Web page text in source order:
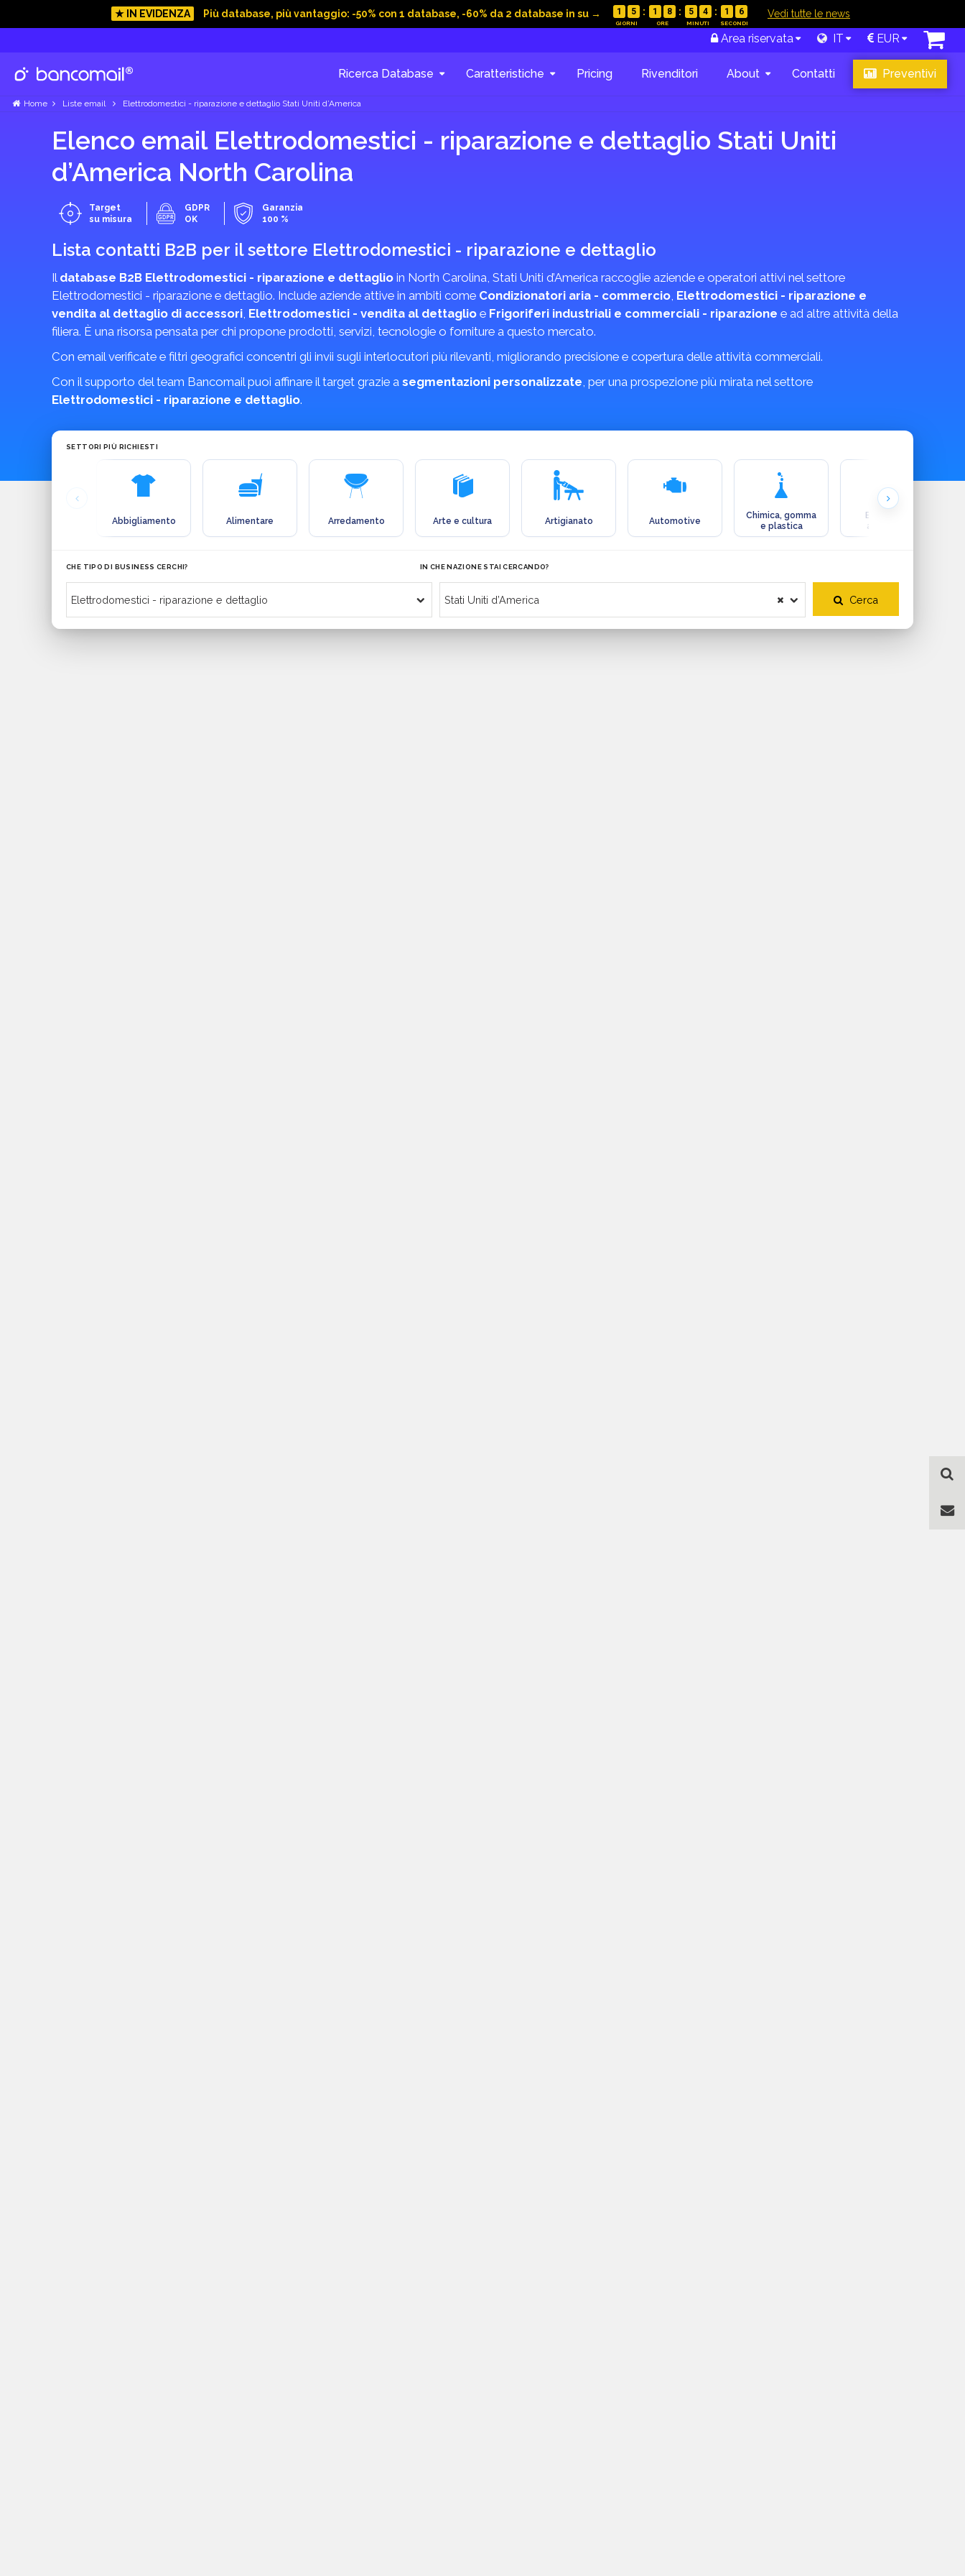
★ IN EVIDENZA Più database, più vantaggio: -50% con 1 database, -60% da 2 database in su → 1 5 1 8 5 4 1 5 Vedi tutte le news
Area riservata IT EUR
Ricerca Database Caratteristiche Pricing Rivenditori About Contatti Preventivi
Home Liste email Elettrodomestici - riparazione e dettaglio Stati Uniti d’America
Elenco email Elettrodomestici - riparazione e dettaglio Stati Uniti
d’America North Carolina
Target
su misura
GDPR
OK
Garanzia
100 %
Lista contatti B2B per il settore Elettrodomestici - riparazione e dettaglio
Il database B2B Elettrodomestici - riparazione e dettaglio in North Carolina, Stati Uniti d’America raccoglie aziende e operatori attivi nel settore
Elettrodomestici - riparazione e dettaglio. Include aziende attive in ambiti come Condizionatori aria - commercio, Elettrodomestici - riparazione e
vendita al dettaglio di accessori, Elettrodomestici - vendita al dettaglio e Frigoriferi industriali e commerciali - riparazione e ad altre attività della
filiera. È una risorsa pensata per chi propone prodotti, servizi, tecnologie o forniture a questo mercato.
Con email verificate e filtri geografici concentri gli invii sugli interlocutori più rilevanti, migliorando precisione e copertura delle attività commerciali.
Con il supporto del team Bancomail puoi affinare il target grazie a segmentazioni personalizzate, per una prospezione più mirata nel settore
Elettrodomestici - riparazione e dettaglio.
SETTORI PIÙ RICHIESTI
Abbigliamento Alimentare Arredamento Arte e cultura Artigianato Automotive
Chimica, gomma
e plastica
Ecologia e
ambiente
CHE TIPO DI BUSINESS CERCHI? IN CHE NAZIONE STAI CERCANDO?
Cerca